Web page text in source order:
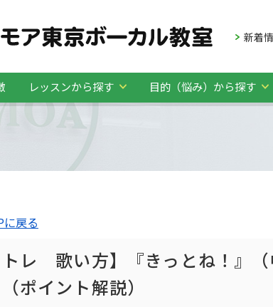
新着
レッスンから探す 目的（悩み）から探す
に戻る
トレ 歌い方】『きっとね！』
ポイント解説）